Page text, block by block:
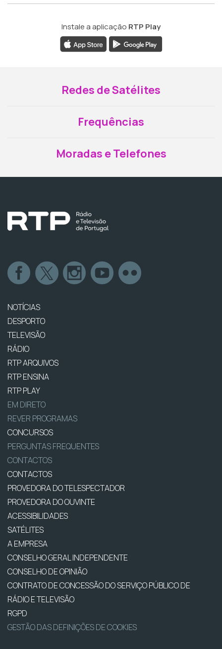
Instale a aplicação RTP Play
Redes de Satélites
Frequências
Moradas e Telefones
NOTÍCIAS
DESPORTO
TELEVISÃO
RÁDIO
RTP ARQUIVOS
RTP ENSINA
RTP PLAY
EM DIRETO
REVER PROGRAMAS
CONCURSOS
PERGUNTAS FREQUENTES
CONTACTOS
CONTACTOS
PROVEDORA DO TELESPECTADOR
PROVEDORA DO OUVINTE
ACESSIBILIDADES
SATÉLITES
A EMPRESA
CONSELHO GERAL INDEPENDENTE
CONSELHO DE OPINIÃO
CONTRATO DE CONCESSÃO DO SERVIÇO PÚBLICO DE
RÁDIO E TELEVISÃO
RGPD
GESTÃO DAS DEFINIÇÕES DE COOKIES